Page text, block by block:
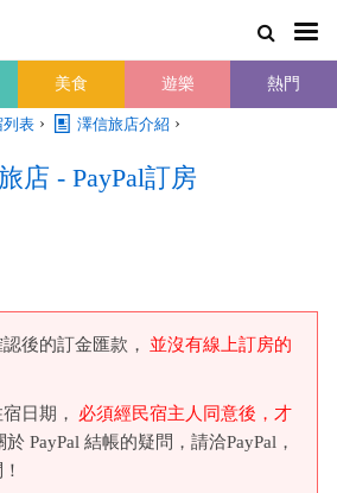
美食 遊樂 熱門
列表 › 澤信旅店介紹 ›
店 - PayPal訂房
後的訂金匯款，
並沒有線上訂房的
日期，
必須經民宿主人同意後，才
PayPal 結帳的疑問，請洽PayPal，